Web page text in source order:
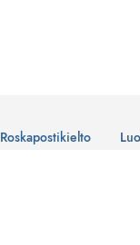
Roskapostikielto